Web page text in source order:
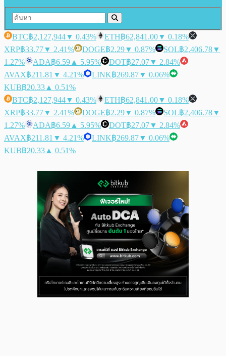
BTC฿2,127,944▼ 0.43% ETH฿62,841.00▼ 0.18%
XRP฿33.77▼ 2.41% DOGE฿2.29▼ 0.87% SOL฿2,406.78▼
1.27%
ADA฿6.59 ▲ 5.95% DOT฿27.07▼ 2.84%
AVAX฿211.81 ▼ 4.21% LINK฿269.87▼ 0.06%
KUB฿20.33 ▲ 0.51%
BTC฿2,127,944▼ 0.43% ETH฿62,841.00▼ 0.18%
XRP฿33.77▼ 2.41% DOGE฿2.29▼ 0.87% SOL฿2,406.78▼
1.27%
ADA฿6.59 ▲ 5.95% DOT฿27.07▼ 2.84%
AVAX฿211.81 ▼ 4.21% LINK฿269.87▼ 0.06%
KUB฿20.33 ▲ 0.51%